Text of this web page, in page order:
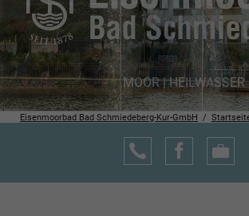
Eisenmoorbad Bad Schmiedeberg-Kur-GmbH